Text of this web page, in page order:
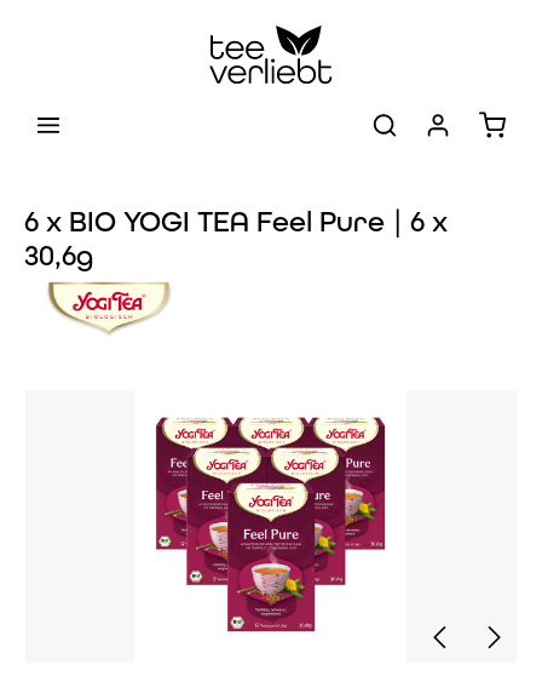
6 x BIO YOGI TEA Feel Pure | 6 x
30,6g